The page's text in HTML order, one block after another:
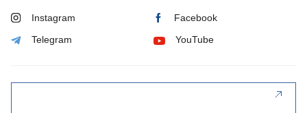
Instagram Facebook
Telegram YouTube